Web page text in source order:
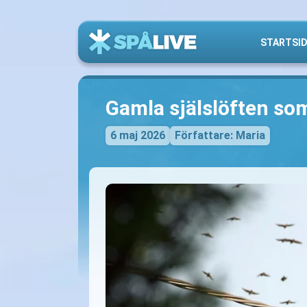
Gamla själslöften
6 maj 2026 Författare: Maria